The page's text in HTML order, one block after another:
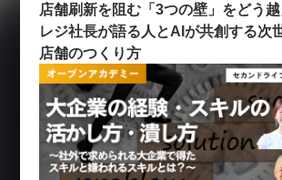
店舗刷新を阻む「3つの壁」をどう
レジ社長が語る人とAIが共創する次
店舗のつくり方